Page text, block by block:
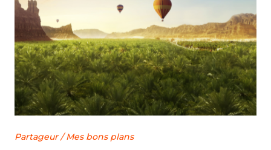
Partageur/Mes bons plans